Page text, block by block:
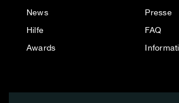
News
Hilfe
Awards
Presse
FAQ